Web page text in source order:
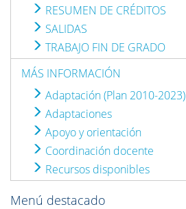
RESUMEN DE CRÉDITOS
SALIDAS
TRABAJO FIN DE GRADO
MÁS INFORMACIÓN
Adaptación (Plan 2010-2023)
Adaptaciones
Apoyo y orientación
Coordinación docente
Recursos disponibles
Menú destacado